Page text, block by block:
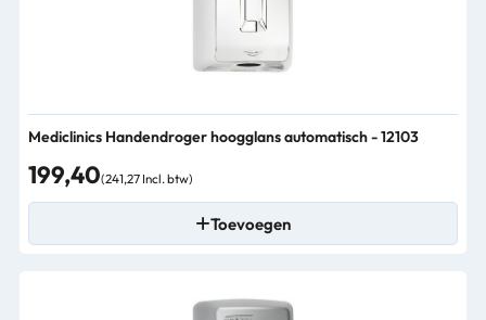
Mediclinics Handendroger hoogglans automatisch - 12103
199,40(241,27 Incl. btw)
Toevoegen